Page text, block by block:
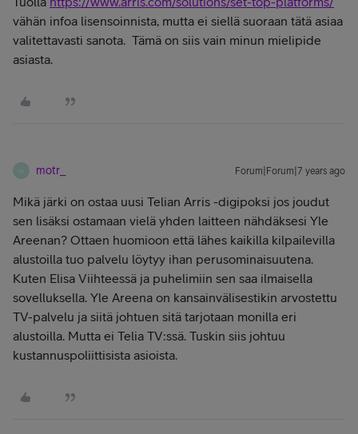
vähän infoa lisensoinnista, mutta ei siellä suoraan tätä asiaa
valitettavasti sanota. Tämä on siis vain minun mielipide
asiasta.
M motr_ Forum|Forum|7 years ago
Mikä järki on ostaa uusi Telian Arris -digipoksi jos joudut
sen lisäksi ostamaan vielä yhden laitteen nähdäksesi Yle
Areenan? Ottaen huomioon että lähes kaikilla kilpailevilla
alustoilla tuo palvelu löytyy ihan perusominaisuutena.
Kuten Elisa Viihteessä ja puhelimiin sen saa ilmaisella
sovelluksella. Yle Areena on kansainvälisestikin arvostettu
TV-palvelu ja siitä johtuen sitä tarjotaan monilla eri
alustoilla. Mutta ei Telia TV:ssä. Tuskin siis johtuu
kustannuspoliittisista asioista.